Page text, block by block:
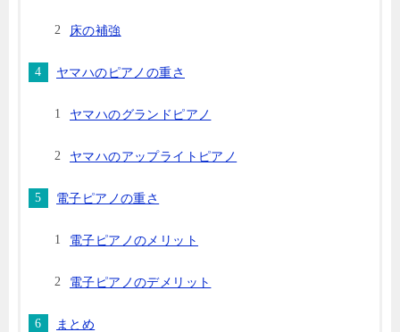
床の補強
ヤマハのピアノの重さ
ヤマハのグランドピアノ
ヤマハのアップライトピアノ
電子ピアノの重さ
電子ピアノのメリット
電子ピアノのデメリット
まとめ